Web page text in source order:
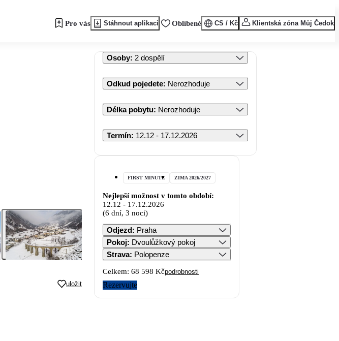
Pro vás Stáhnout aplikaci Oblíbené CS / Kč Klientská zóna Můj Čedok
uložit
Osoby: 2 dospělí
Odkud pojedete: Nerozhoduje
Délka pobytu: Nerozhoduje
Termín: 12.12 - 17.12.2026
FIRST MINUTE ZIMA 2026/2027
Nejlepší možnost v tomto období:
12.12 - 17.12.2026
(6 dní, 3 noci)
Odjezd: Praha
Pokoj: Dvoulůžkový pokoj
Strava: Polopenze
Celkem: 68 598 Kčpodrobnosti
Rezervujte